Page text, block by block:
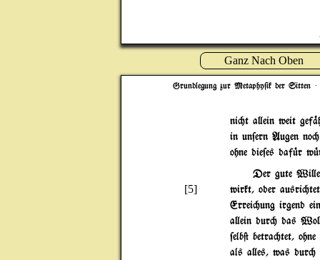
Ganz Nach Oben
Grundlegung zur Metaphy$ik der Sitten·
ni"t a}ein weit
in un$ern Augen
ohne die$es daf|r
Der gute
[5]
wirkt, oder
Errei"ung irgend
a}ein dur" das
$elb@ betra"tet,
als a}es, was dur"